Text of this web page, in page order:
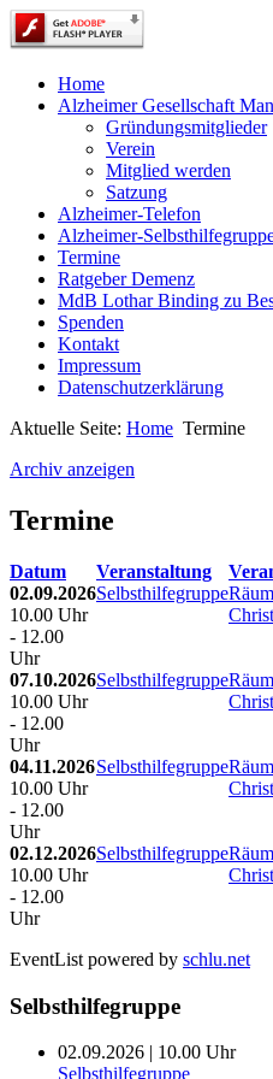
Home
Alzheimer Gesellschaft
Gründungsmitglieder
Verein
Mitglied werden
Satzung
Alzheimer-Telefon
Alzheimer-
Termine
Ratgeber Demenz
MdB Lothar Binding zu
Spenden
Kontakt
Impressum
Datenschutzerklärung
Aktuelle Seite: Home Termine
Archiv anzeigen
Termine
Datum Veranstaltung
02.09.2026
10.00 Uhr
- 12.00
Uhr
Selbsthilfegruppe
07.10.2026
10.00 Uhr
- 12.00
Uhr
Selbsthilfegruppe
04.11.2026
10.00 Uhr
- 12.00
Uhr
Selbsthilfegruppe
02.12.2026
10.00 Uhr
- 12.00
Uhr
Selbsthilfegruppe
EventList powered by schlu.net
Selbsthilfegruppe
02.09.2026 | 10.00 Uhr
Selbsthilfegruppe